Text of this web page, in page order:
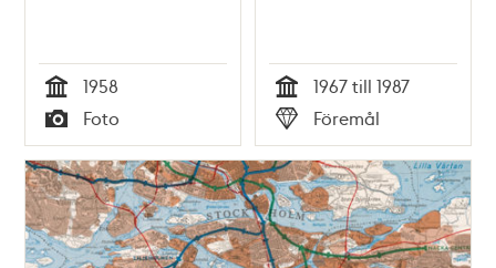
Tid
1958
Typ
Foto Tid
1967 till 1987
Typ
Föremål